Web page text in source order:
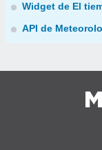
Widget de El
API de